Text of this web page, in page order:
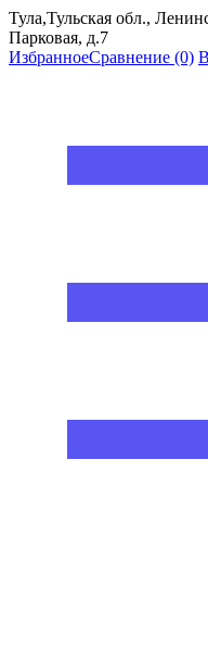
Тула,Тульская обл.,
Парковая, д.7
ИзбранноеСравнение (0)